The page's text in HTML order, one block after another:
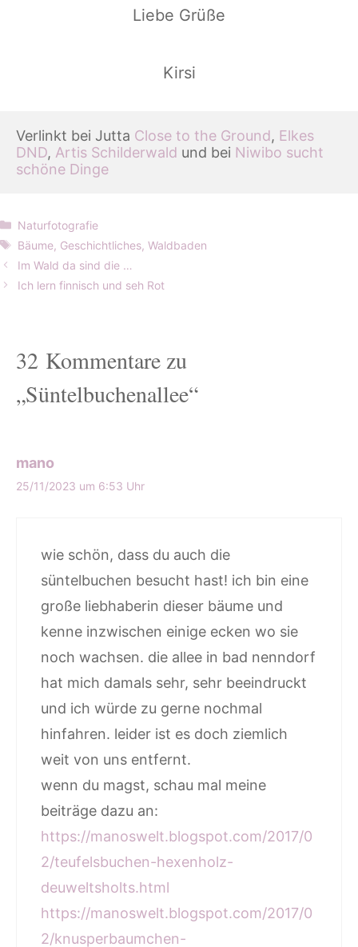
Liebe Grüße
Kirsi
Verlinkt bei Jutta Close to the Ground, Elkes
DND, Artis Schilderwald und bei Niwibo sucht
schöne Dinge
Kategorien
Naturfotografie
Schlagwörter
Bäume, Geschichtliches,Waldbaden
Im Wald da sind die …
Ich lern finnisch und seh Rot
32 Kommentare zu
„Süntelbuchenallee“
mano
25/11/2023 um 6:53 Uhr
wie schön, dass du auch die
süntelbuchen besucht hast! ich bin eine
große liebhaberin dieser bäume und
kenne inzwischen einige ecken wo sie
noch wachsen. die allee in bad nenndorf
hat mich damals sehr, sehr beeindruckt
und ich würde zu gerne nochmal
hinfahren. leider ist es doch ziemlich
weit von uns entfernt.
wenn du magst, schau mal meine
beiträge dazu an:
https://manoswelt.blogspot.com/2017/0
2/teufelsbuchen-hexenholz-
deuweltsholts.html
https://manoswelt.blogspot.com/2017/0
2/knusperbaumchen-